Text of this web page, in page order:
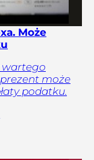
Może
wartego
prezent może
podatku.